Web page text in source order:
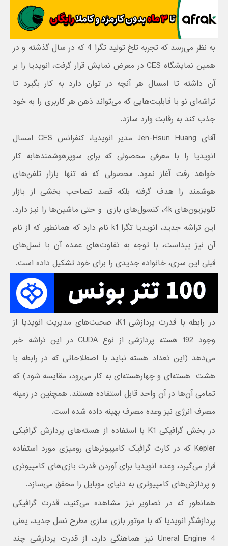
به نظر می‌رسد که تجربه تلخ تولید تگرا 4 که در سال گذشته و در
همین نمایشگاه CES در معرض نمایش قرار گرفت، انویدیا را بر
آن داشته تا امسال هر آنچه در توان دارد به کار بگیرد تا
تراشه‌ای نو با قابلیت‌هایی که می‌تواند ذهن هر کاربری را به خود
جذب کند به رقابت وارد سازد.
آقای Jen-Hsun Huang مدیر انویدیا، کنفرانس‌ CES امسال
انویدیا را با معرفی محصولی که برای سوپرهوشمندهابه کار
خواهد رفت آغاز نمود. محصولی که نه تنها بازار تلفن‌های
هوشمند را هدف گرفته بلکه قصد تصاحب بخشی از بازار
تلویزیون‌های 4k، کنسول‌های بازی و حتی ماشین‌ها را نیز دارد.
این تراشه جدید، انویدیا تگرا k1 نام دارد که همانطور که از نام
آن نیز پیداست، با توجه به تفاوت‌های عمده آن با نسل‌های
قبلی این سری، خانواده جدیدی را برای خود تشکیل داده است.
در رابطه با قدرت پردازشی K1، صحبت‌های مدیریت انویدیا از
وجود 192 هسته پردازشی از نوع CUDA در این تراشه خبر
می‌دهد (این تعداد هسته نباید با اصطلاحاتی که در رابطه با
هشت هسته‌ای و چهارهسته‌ای به کار می‌رود،‌ مقایسه شود) که
تمامی آن‌ها در آن واحد قابل استفاده هستند. همچنین در زمینه
مصرف انرژی نیز وعده مصرف بهینه‌ داده شده است.
در بخش گرافیکی K1 با استفاده از هسته‌های پردازش گرافیکی
Kepler که در کارت گرافیک کامپیوترهای رومیزی مورد استفاده
قرار می‌گیرد، وعده انویدیا برای آوردن قدرت بازی‌های کامپیوتری
و پردازش‌های کامپیوتری به دنیای موبایل را محقق می‌سازد.
همانطور که در تصاویر نیز مشاهده می‌کنید، قدرت گرافیکی
پردازشگر انویدیا که با موتور بازی سازی مطرح نسل جدید، یعنی
Uneral Engine 4 نیز هماهنگی دارد، از قدرت پردازشی چند